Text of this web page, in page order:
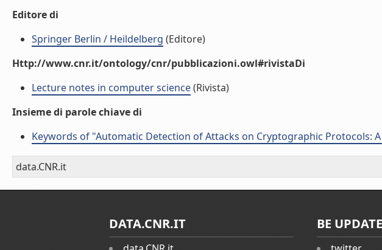
Editore di
Springer Berlin / Heildelberg (Editore)
Http://www.cnr.it/ontology/cnr/pubblicazioni.owl#rivistaDi
Lecture notes in computer science(Rivista)
Insieme di parole chiave di
Keywords of "Automatic Detection of Attacks on Cryptographic Protocols: A
data.CNR.it
DATA.CNR.IT BE